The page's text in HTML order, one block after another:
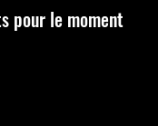
pour le moment